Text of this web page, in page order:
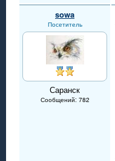
sowa
Посетитель
Саранск
Сообщений: 782